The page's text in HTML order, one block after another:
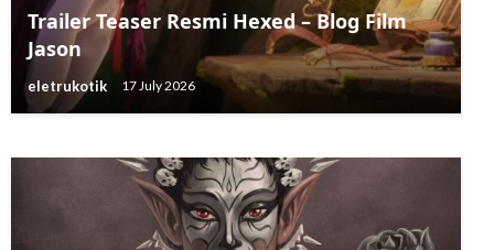
Trailer Teaser Resmi Hexed – Blog Film
Jason
eletrukotik 17 July 2026
Enter The Dragon dari Bruce Lee
Menetapkan Tanggal Teater untuk
Pemutaran Ulang Tahun ke-50
eletrukotik